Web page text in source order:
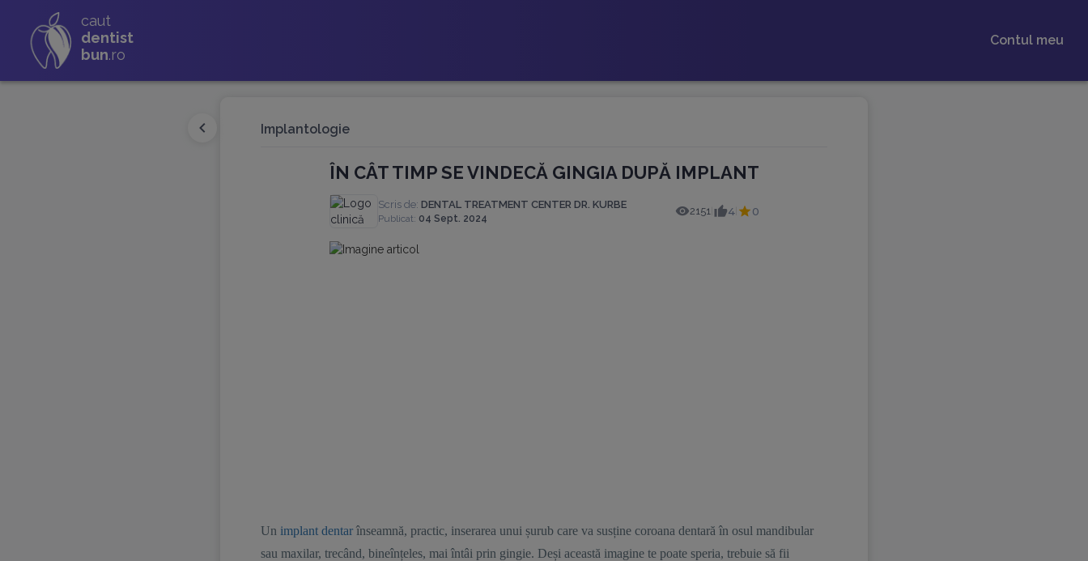
caut
dentist
bun.ro
Contul meu
Implantologie
ÎN CÂT TIMP SE VINDECĂ GINGIA DUPĂ IMPLANT
Scris de: DENTAL TREATMENT CENTER DR. KURBE
Publicat: 04 Sept. 2024
2151| 4| 0
Un implant dentar înseamnă, practic, inserarea unui șurub care va susține coroana dentară în osul mandibular
sau maxilar, trecând, bineînțeles, mai întâi prin gingie. Deși această imagine te poate speria, trebuie să fii